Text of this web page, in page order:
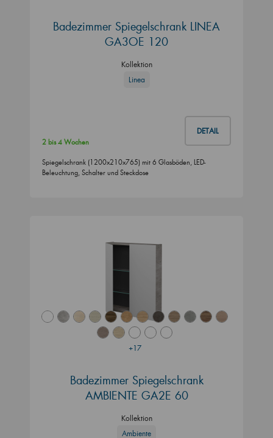
Badezimmer Spiegelschrank LINEA
GA3OE 120
Kollektion
Linea
DETAIL
2 bis 4 Wochen
Spiegelschrank (1200x210x765) mit 6 Glasböden, LED-
Beleuchtung, Schalter und Steckdose
+17
Badezimmer Spiegelschrank
AMBIENTE GA2E 60
Kollektion
Ambiente